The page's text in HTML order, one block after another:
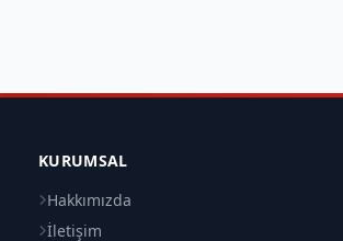
KURUMSAL
Hakkımızda
İletişim